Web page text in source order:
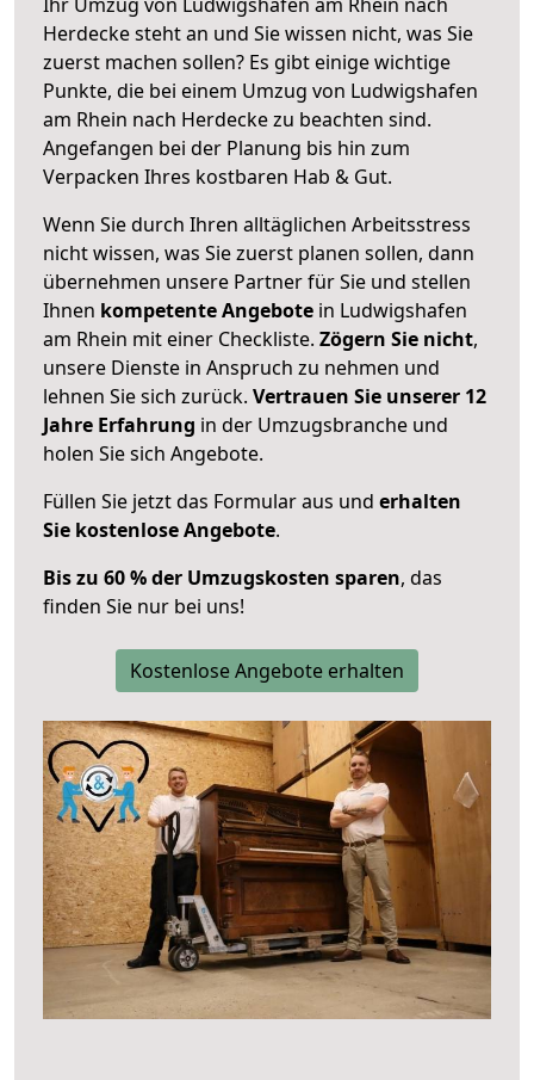
Herdecke steht an und Sie wissen nicht, was Sie
zuerst machen sollen? Es gibt einige wichtige
Punkte, die bei einem Umzug von Ludwigshafen
am Rhein nach Herdecke zu beachten sind.
Angefangen bei der Planung bis hin zum
Verpacken Ihres kostbaren Hab & Gut.
Wenn Sie durch Ihren alltäglichen Arbeitsstress
nicht wissen, was Sie zuerst planen sollen, dann
übernehmen unsere Partner für Sie und stellen
Ihnen kompetente Angebote in Ludwigshafen
am Rhein mit einer Checkliste. Zögern Sie nicht,
unsere Dienste in Anspruch zu nehmen und
lehnen Sie sich zurück. Vertrauen Sie unserer 12
Jahre Erfahrung in der Umzugsbranche und
holen Sie sich Angebote.
Füllen Sie jetzt das Formular aus und erhalten
Sie kostenlose Angebote.
Bis zu 60 % der Umzugskosten sparen, das
finden Sie nur bei uns!
Kostenlose Angebote erhalten